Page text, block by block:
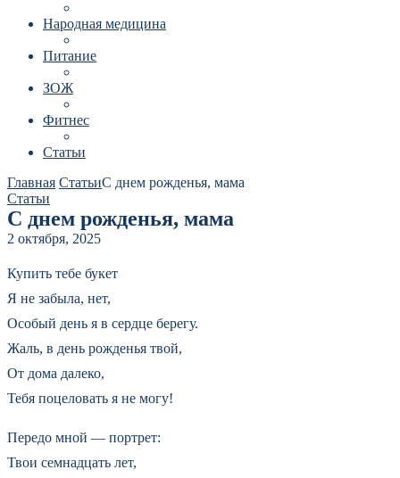
Народная медицина
Питание
ЗОЖ
Фитнес
Статьи
Главная СтатьиС днем рожденья, мама
Статьи
С днем рожденья, мама
2 октября, 2025
Купить тебе букет
Я не забыла, нет,
Особый день я в сердце берегу.
Жаль, в день рожденья твой,
От дома далеко,
Тебя поцеловать я не могу!
Передо мной — портрет:
Твои семнадцать лет,